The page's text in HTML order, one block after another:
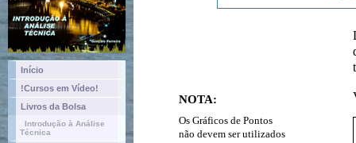
Início
!Cursos em Vídeo!
Livros da Bolsa
Introdução à Análise
Técnica
NOTA:
Os Gráficos de Pontos
não devem ser utilizados